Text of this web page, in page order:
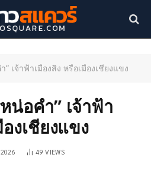
เจ้าฟ้าเมืองสิง หรือเมืองเชียงแขง
น่อคำ” เจ้าฟ้า
งเชียงแขง
49VIEWS